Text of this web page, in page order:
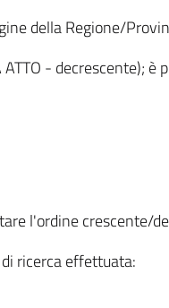
della Regione/
- decrescente); è
l'ordine crescente/
ricerca effettuata: